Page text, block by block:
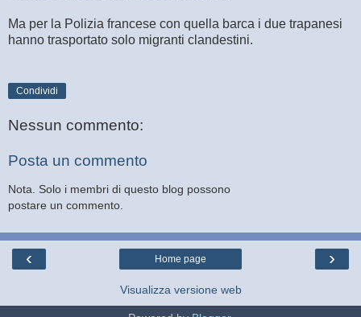
Ma per la Polizia francese con quella barca i due trapanesi
hanno trasportato solo migranti clandestini.
Condividi
Nessun commento:
Posta un commento
Nota. Solo i membri di questo blog possono
postare un commento.
‹ ›
Home page
Visualizza versione web